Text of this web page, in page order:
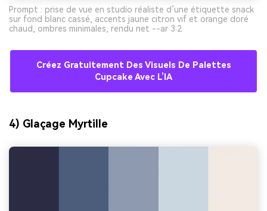
Prompt : prise de vue en studio réaliste d’une étiquette snack
sur fond blanc cassé, accents jaune citron vif et orange doré
chaud, ombres minimales, rendu net --ar 3:2
Créez Gratuitement Des Visuels De Palettes
Cupcake Avec L’IA
4) Glaçage Myrtille